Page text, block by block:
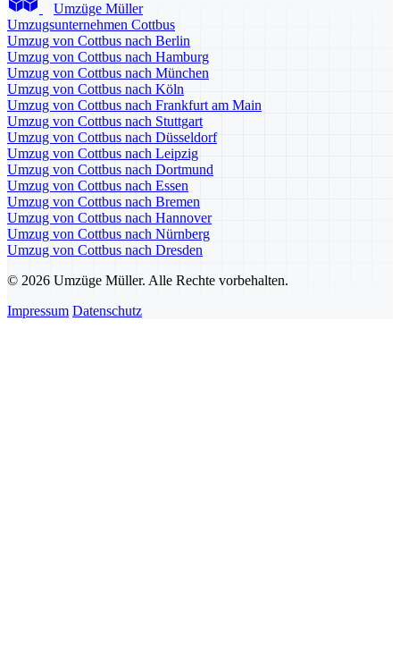
Umzüge Müller
Umzugsunternehmen Cottbus
Umzug von Cottbus nach Berlin
Umzug von Cottbus nach Hamburg
Umzug von Cottbus nach München
Umzug von Cottbus nach Köln
Umzug von Cottbus nach Frankfurt am Main
Umzug von Cottbus nach Stuttgart
Umzug von Cottbus nach Düsseldorf
Umzug von Cottbus nach Leipzig
Umzug von Cottbus nach Dortmund
Umzug von Cottbus nach Essen
Umzug von Cottbus nach Bremen
Umzug von Cottbus nach Hannover
Umzug von Cottbus nach Nürnberg
Umzug von Cottbus nach Dresden
© 2026 Umzüge Müller. Alle Rechte vorbehalten.
Impressum Datenschutz